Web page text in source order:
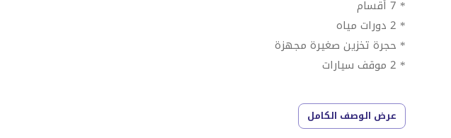
* 7 أقسام
* 2 دورات مياه
* حجرة تخزين صغيرة مجهزة
* 2 موقف سيارات
* مواقف سيارات وافرة حول المنطقة
* حالة ممتازة
عرض الوصف الكامل